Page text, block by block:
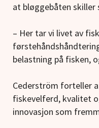
at bløggebåten
– Her tar vi livet av
belastning på fisken,
Cederström forteller
fiskevelferd, kvalitet
innovasjon som